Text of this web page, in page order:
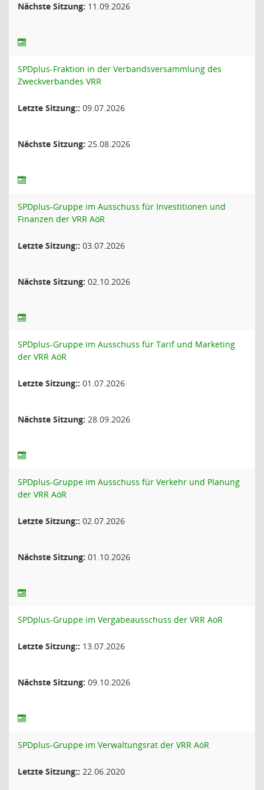
Nächste Sitzung: 11.09.2026
SPDplus-Fraktion in der Verbandsversammlung des
Zweckverbandes VRR
Letzte Sitzung:: 09.07.2026
Nächste Sitzung: 25.08.2026
SPDplus-Gruppe im Ausschuss für Investitionen und
Finanzen der VRR AöR
Letzte Sitzung:: 03.07.2026
Nächste Sitzung: 02.10.2026
SPDplus-Gruppe im Ausschuss für Tarif und Marketing
der VRR AöR
Letzte Sitzung:: 01.07.2026
Nächste Sitzung: 28.09.2026
SPDplus-Gruppe im Ausschuss für Verkehr und Planung
der VRR AöR
Letzte Sitzung:: 02.07.2026
Nächste Sitzung: 01.10.2026
SPDplus-Gruppe im Vergabeausschuss der VRR AöR
Letzte Sitzung:: 13.07.2026
Nächste Sitzung: 09.10.2026
SPDplus-Gruppe im Verwaltungsrat der VRR AöR
Letzte Sitzung:: 22.06.2020